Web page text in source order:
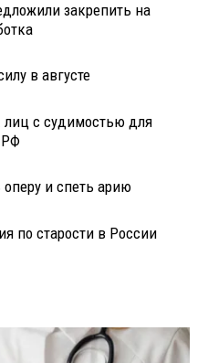
закрепить на
в августе
лиц с судимостью для
РФ
и спеть арию
по старости в России